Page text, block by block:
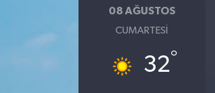
08 AĞUSTOS
CUMARTESI
32°